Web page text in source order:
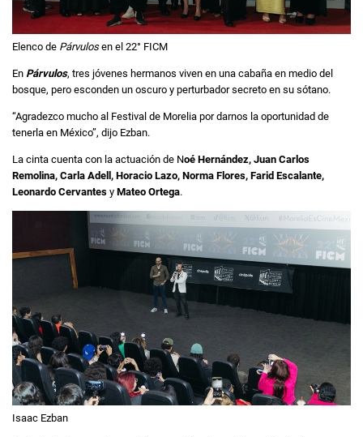
Elenco de Párvulosen el 22° FICM
En Párvulos, tres jóvenes hermanos viven en una cabaña en medio del
bosque, pero esconden un oscuro y perturbador secreto en su sótano.
“Agradezco mucho al Festival de Morelia por darnos la oportunidad de
tenerla en México”, dijo Ezban.
La cinta cuenta con la actuación de Noé Hernández, Juan Carlos
Remolina, Carla Adell, Horacio Lazo, Norma Flores, Farid Escalante,
Leonardo Cervantes y Mateo Ortega.
Isaac Ezban